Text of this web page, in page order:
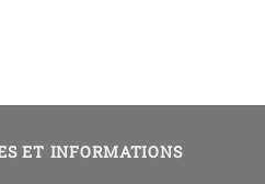
ET INFORMATIONS